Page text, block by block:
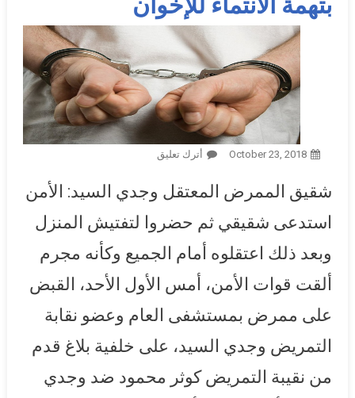
October 23, 2018 أترك تعليق
اعترض على قرارات رئيسة
الانتماء للإخوان
شقيق الممرض المعتقل وجدي السيد: الأمن
استدعى شقيقي ثم حضروا لتفتيش المنزل
وبعد ذلك اعتقلوه أمام الجميع وكأنه مجرم
ألقت قوات الأمن، أمس الأول الأحد، القبض
على ممرض بمستشفى العام وعضو نقابة
التمريض وجدي السيد، على خلفية بلاغ قدم
من نقيبة التمريض كوثر محمود ضد وجدي